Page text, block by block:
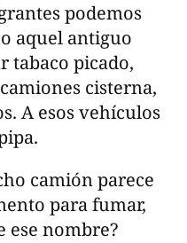
podemos
aquel antiguo
tabaco picado,
cisterna,
A esos vehículos
camión parece
para fumar,
ese nombre?